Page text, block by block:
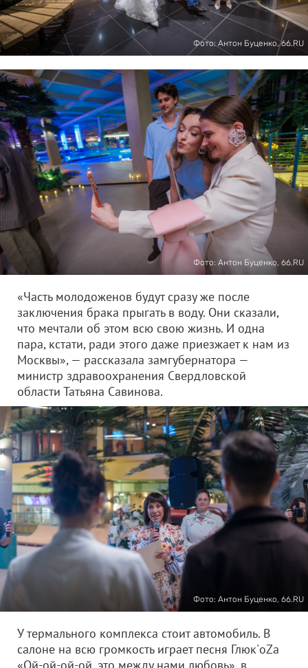
Фото: Антон Буценко, 66.RU
Фото: Антон Буценко, 66.RU
«Часть молодоженов будут сразу же после
заключения брака прыгать в воду. Они сказали,
что мечтали об этом всю свою жизнь. И одна
пара, кстати, ради этого даже приезжает к нам из
Москвы», — рассказала замгубернатора —
министр здравоохранения Свердловской
области Татьяна Савинова.
Фото: Антон Буценко, 66.RU
У термального комплекса стоит автомобиль. В
салоне на всю громкость играет песня Глюк'oZa
«Ой-ой-ой-ой, это между нами любовь», в